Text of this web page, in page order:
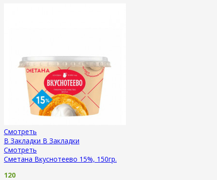
Смотреть
В Закладки В Закладки
Смотреть
Сметана Вкуснотеево 15%, 150гр.
120